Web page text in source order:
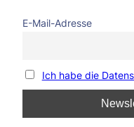
E-Mail-Adresse
Ich habe die